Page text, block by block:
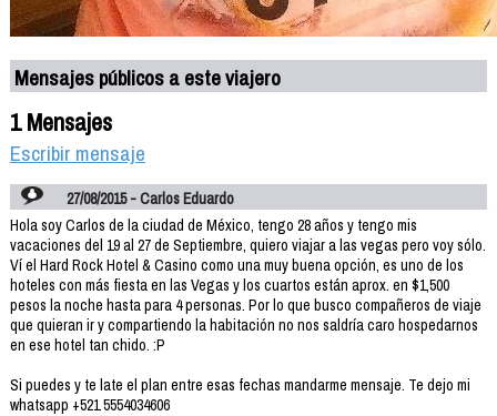
Mensajes públicos a este viajero
1 Mensajes
Escribir mensaje
27/08/2015 - Carlos Eduardo
Hola soy Carlos de la ciudad de México, tengo 28 años y tengo mis
vacaciones del 19 al 27 de Septiembre, quiero viajar a las vegas pero voy sólo.
Ví el Hard Rock Hotel & Casino como una muy buena opción, es uno de los
hoteles con más fiesta en las Vegas y los cuartos están aprox. en $1,500
pesos la noche hasta para 4 personas. Por lo que busco compañeros de viaje
que quieran ir y compartiendo la habitación no nos saldría caro hospedarnos
en ese hotel tan chido. :P
Si puedes y te late el plan entre esas fechas mandarme mensaje. Te dejo mi
whatsapp +521 5554034606